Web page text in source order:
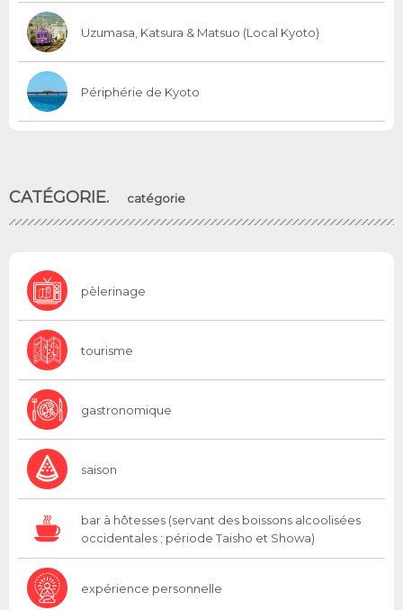
Uzumasa, Katsura & Matsuo (Local Kyoto)
Périphérie de Kyoto
CATÉGORIE. catégorie
pèlerinage
tourisme
gastronomique
saison
bar à hôtesses (servant des boissons alcoolisées
occidentales ; période Taisho et Showa)
expérience personnelle